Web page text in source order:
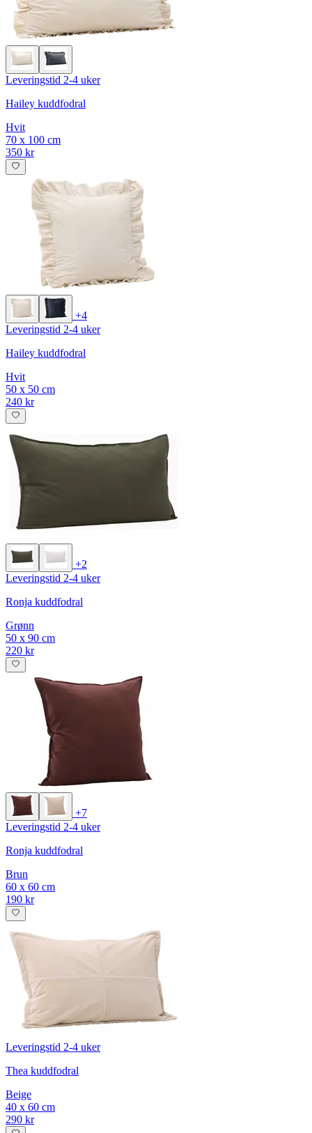
Leveringstid 2-4 uker
Hailey kuddfodral
Hvit
70 x 100 cm
350 kr
+4
Leveringstid 2-4 uker
Hailey kuddfodral
Hvit
50 x 50 cm
240 kr
+2
Leveringstid 2-4 uker
Ronja kuddfodral
Grønn
50 x 90 cm
220 kr
+7
Leveringstid 2-4 uker
Ronja kuddfodral
Brun
60 x 60 cm
190 kr
Leveringstid 2-4 uker
Thea kuddfodral
Beige
40 x 60 cm
290 kr